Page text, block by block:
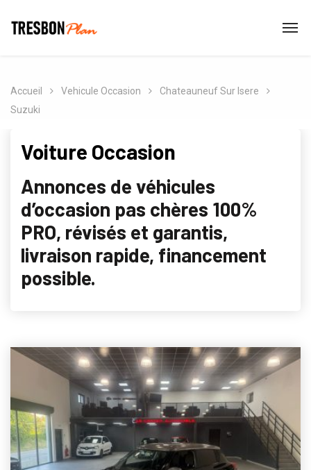
Accueil Vehicule Occasion
Chateauneuf Sur Isere
Suzuki
Voiture Occasion
Annonces de véhicules
d’occasion pas chères 100%
PRO, révisés et garantis,
livraison rapide, financement
possible.